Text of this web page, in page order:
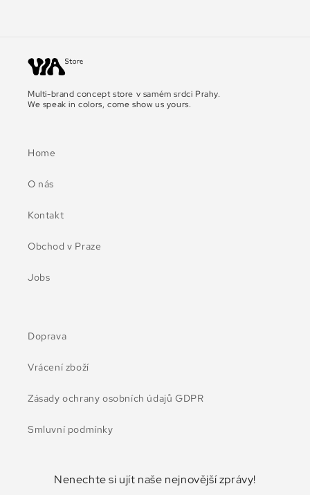
Multi-brand concept store v samém srdci Prahy.
We speak in colors, come show us yours.
Home
O nás
Kontakt
Obchod v Praze
Jobs
Doprava
Vrácení zboží
Zásady ochrany osobních údajů GDPR
Smluvní podmínky
Nenechte si ujít naše nejnovější zprávy!